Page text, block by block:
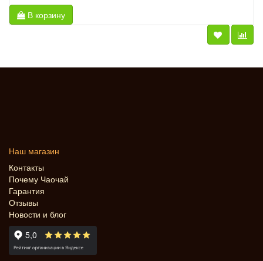
В корзину
Наш магазин
Контакты
Почему Чаочай
Гарантия
Отзывы
Новости и блог